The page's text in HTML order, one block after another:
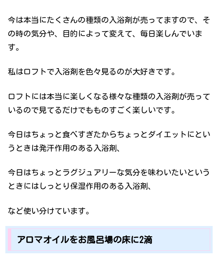
今は本当にたくさんの種類の入浴剤が売ってますので、そ
の時の気分や、目的によって変えて、毎日楽しんでいま
す。
私はロフトで入浴剤を色々見るのが大好きです。
ロフトには本当に楽しくなる様々な種類の入浴剤が売って
いるので見てるだけでもものすごく楽しいです。
今日はちょっと食べすぎたからちょっとダイエットにとい
うときは発汗作用のある入浴剤、
今日はちょっとラグジュアリーな気分を味わいたいという
ときにはしっとり保湿作用のある入浴剤、
など使い分けています。
アロマオイルをお風呂場の床に2滴